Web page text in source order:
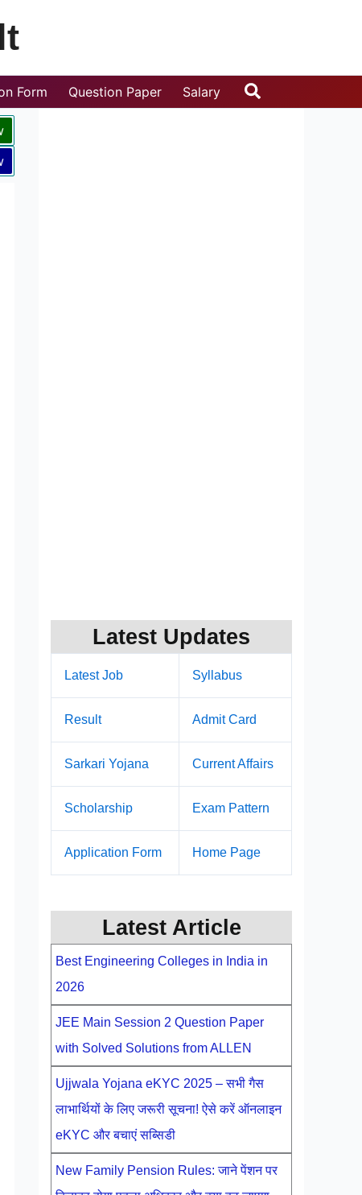
Form Question Paper Salary Search
Latest Updates
Latest Job Syllabus
Result Admit Card
Sarkari Yojana Current Affairs
Scholarship Exam Pattern
Application Form Home Page
Latest Article
Best Engineering Colleges in India in
2026
JEE Main Session 2 Question Paper
with Solved Solutions from ALLEN
Ujjwala Yojana eKYC 2025 – सभी गैस
लाभार्थियों के लिए जरूरी सूचना! ऐसे करें ऑनलाइन
eKYC और बचाएं सब्सिडी
New Family Pension Rules: जाने पेंशन पर